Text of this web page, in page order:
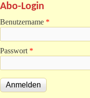
Abo-Login
Benutzername *
Passwort *